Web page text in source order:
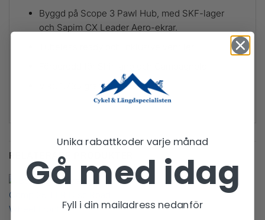
Byggd på Scope 3 Pawl Hub, med SKF-lager
och Sapim CX Leader Aero-ekrar.
Vikt: 1,725 ​​gram
RELATERADE PRODUKTER
Unika rabattkoder varje månad
Gå med idag
Fyll i din mailadress nedanför